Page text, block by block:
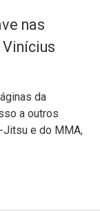
nas
da
a outros
e do MMA,